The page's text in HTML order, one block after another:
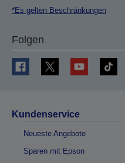
*Es gelten Beschränkungen
Folgen
Kundenservice
Neueste Angebote
Sparen mit Epson